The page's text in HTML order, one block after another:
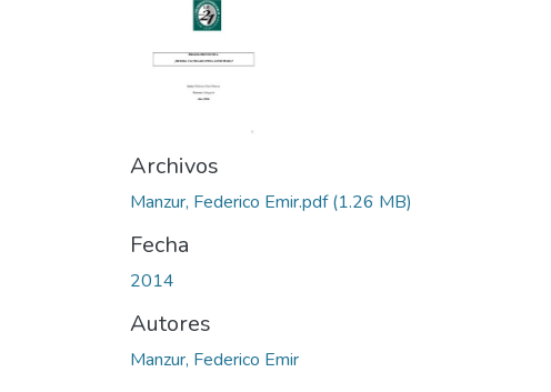
Archivos
Manzur, Federico Emir.pdf(1.26 MB)
Fecha
2014
Autores
Manzur, Federico Emir